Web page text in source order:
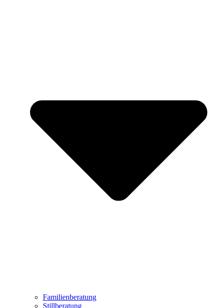
Familienberatung
Stillberatung